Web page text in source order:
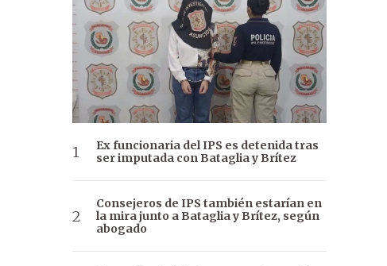
Ex funcionaria del IPS es detenida tras
ser imputada con Bataglia y Brítez
Consejeros de IPS también estarían en
la mira junto a Bataglia y Brítez, según
abogado